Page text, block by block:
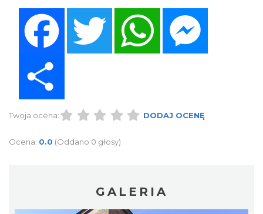
Twitter
Twoja ocena: DODAJ OCENĘ
Ocena: 0.0 (Oddano 0 głosy)
GALERIA